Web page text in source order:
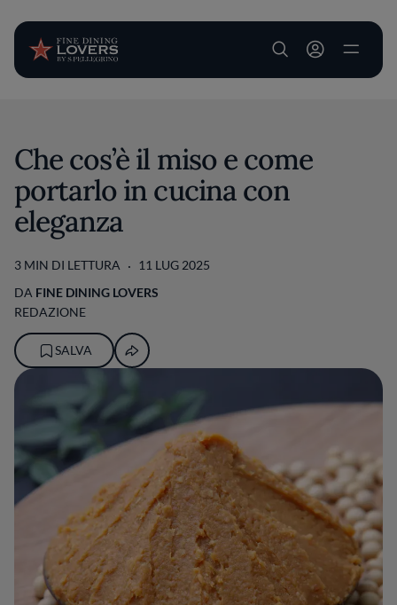
User account
Che cos’è il miso e come
portarlo in cucina con
eleganza
3 MIN DI LETTURA
11 LUG 2025
DA FINE DINING LOVERS
REDAZIONE
SALVA